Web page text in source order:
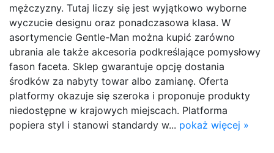
mężczyzny. Tutaj liczy się jest wyjątkowo wyborne
wyczucie designu oraz ponadczasowa klasa. W
asortymencie Gentle-Man można kupić zarówno
ubrania ale także akcesoria podkreślające pomysłowy
fason faceta. Sklep gwarantuje opcję dostania
środków za nabyty towar albo zamianę. Oferta
platformy okazuje się szeroka i proponuje produkty
niedostępne w krajowych miejscach. Platforma
popiera styl i stanowi standardy w... pokaż więcej »